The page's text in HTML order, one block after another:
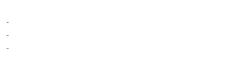
-
-
-